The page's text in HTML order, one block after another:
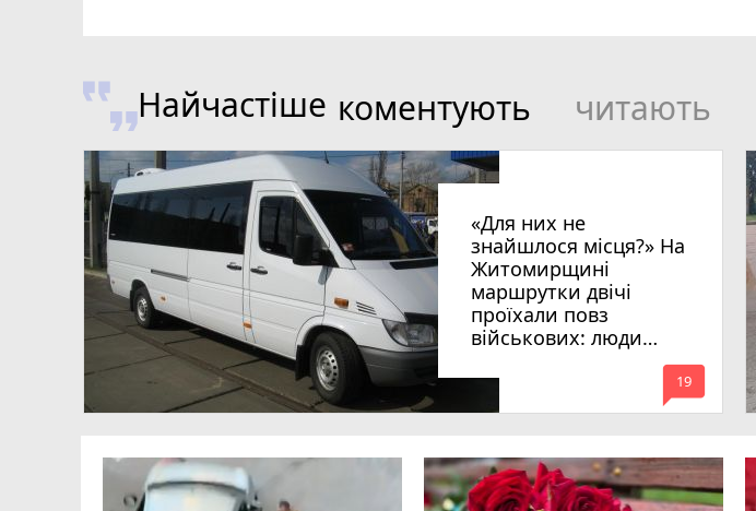
Найчастіше коментують читають
«Для них не
знайшлося місця?» На
Житомирщині
маршрутки двічі
проїхали повз
військових: люди
вимагають покарати
винних
mode_comment
19